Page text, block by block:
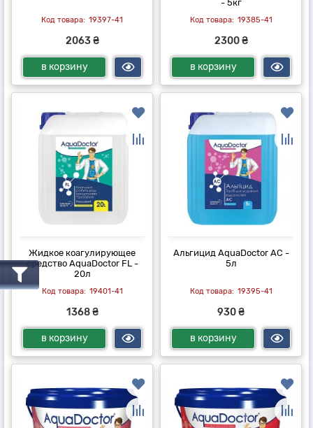
19397-41
2063 ₴
в корзину
- 5кг
19385-41
2300 ₴
в корзину
Жидкое коагулирующее
средство AquaDoctor FL -
20л
19401-41
1368 ₴
в корзину
Альгицид AquaDoctor AC -
5л
19395-41
930 ₴
в корзину